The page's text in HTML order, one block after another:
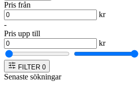
Pris från
kr
-
Pris upp till
kr
FILTER 0
Senaste sökningar